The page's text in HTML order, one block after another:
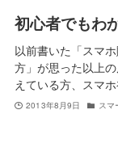
初心者でもわ
以前書いた「スマ
方」が思った以上
えている方、スマ
2013年8月9日 スマ